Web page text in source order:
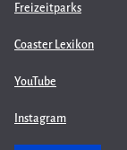
Freizeitparks
Coaster Lexikon
YouTube
Instagram